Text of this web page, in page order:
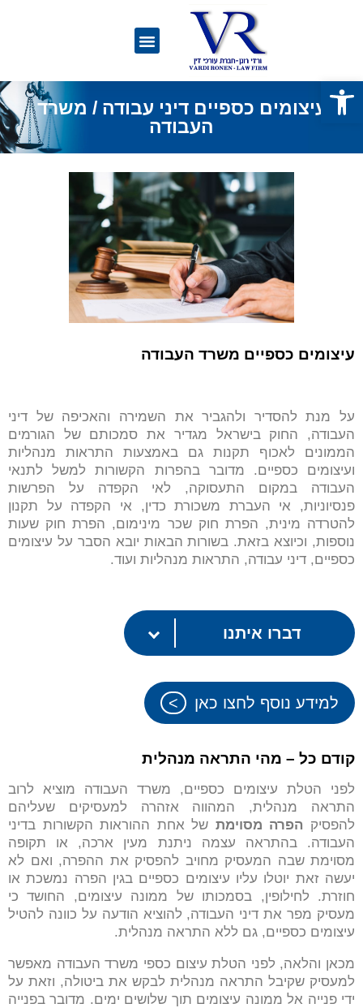
פתח סרגל נגישות
עיצומים כספיים דיני עבודה / משרד
העבודה
עיצומים כספיים משרד העבודה
על מנת להסדיר ולהגביר את השמירה והאכיפה של דיני
העבודה, החוק בישראל מגדיר את סמכותם של הגורמים
הממונים לאכוף תקנות גם באמצעות התראות מנהליות
ועיצומים כספיים. מדובר בהפרות הקשורות למשל לתנאי
העבודה במקום התעסוקה, לאי הקפדה על הפרשות
פנסיוניות, אי העברת משכורת כדין, אי הקפדה על תקנון
להטרדה מינית, הפרת חוק שכר מינימום, הפרת חוק שעות
נוספות, וכיוצא בזאת. בשורות הבאות יובא הסבר על עיצומים
כספיים, דיני עבודה, התראות מנהליות ועוד.
דברו איתנו
למידע נוסף לחצו כאן
קודם כל – מהי התראה מנהלית
לפני הטלת עיצומים כספיים, משרד העבודה מוציא לרוב
התראה מנהלית, המהווה אזהרה למעסיקים שעליהם
להפסיק הפרה מסוימת של אחת ההוראות הקשורות בדיני
העבודה. בהתראה עצמה ניתנת מעין ארכה, או תקופה
מסוימת שבה המעסיק מחויב להפסיק את ההפרה, ואם לא
יעשה זאת יוטלו עליו עיצומים כספיים בגין הפרה נמשכת או
חוזרת. לחילופין, בסמכותו של ממונה עיצומים, החושד כי
מעסיק מפר את דיני העבודה, להוציא הודעה על כוונה להטיל
עיצומים כספיים, גם ללא התראה מנהלית.
מכאן והלאה, לפני הטלת עיצום כספי משרד העבודה מאפשר
למעסיק שקיבל התראה מנהלית לבקש את ביטולה, וזאת על
ידי פנייה אל ממונה עיצומים תוך שלושים ימים. מדובר בפנייה